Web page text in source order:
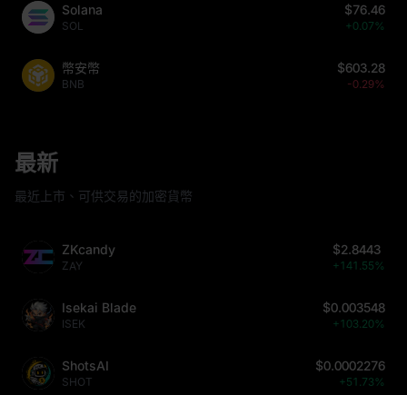
Solana
SOL
$76.46
+0.07%
幣安幣
BNB
$603.28
-0.29%
最新
最近上市、可供交易的加密貨幣
ZKcandy
ZAY
$2.8443
+141.55%
Isekai Blade
ISEK
$0.003548
+103.20%
ShotsAI
SHOT
$0.0002276
+51.73%